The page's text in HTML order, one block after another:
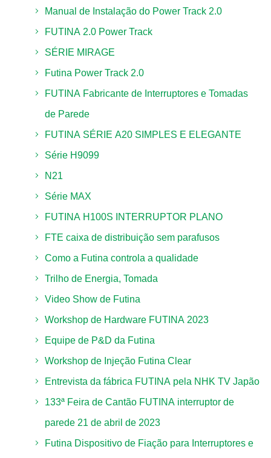
Manual de Instalação do Power Track 2.0
FUTINA 2.0 Power Track
SÉRIE MIRAGE
Futina Power Track 2.0
FUTINA Fabricante de Interruptores e Tomadas
de Parede
FUTINA SÉRIE A20 SIMPLES E ELEGANTE
Série H9099
N21
Série MAX
FUTINA H100S INTERRUPTOR PLANO
FTE caixa de distribuição sem parafusos
Como a Futina controla a qualidade
Trilho de Energia, Tomada
Video Show de Futina
Workshop de Hardware FUTINA 2023
Equipe de P&D da Futina
Workshop de Injeção Futina Clear
Entrevista da fábrica FUTINA pela NHK TV Japão
133ª Feira de Cantão FUTINA interruptor de
parede 21 de abril de 2023
Futina Dispositivo de Fiação para Interruptores e